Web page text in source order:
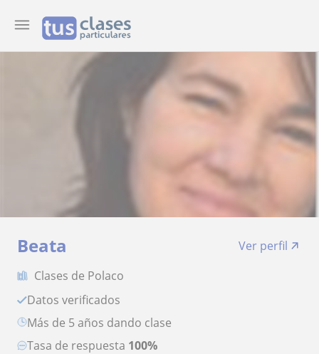
Beata
Ver perfil
Clases de Polaco
Datos verificados
más de 5 años dando clase
Tasa de respuesta 100%